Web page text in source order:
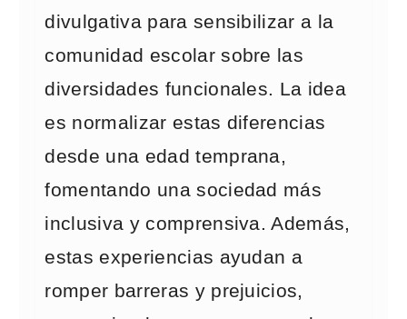
divulgativa para sensibilizar a la
comunidad escolar sobre las
diversidades funcionales. La idea
es normalizar estas diferencias
desde una edad temprana,
fomentando una sociedad más
inclusiva y comprensiva. Además,
estas experiencias ayudan a
romper barreras y prejuicios,